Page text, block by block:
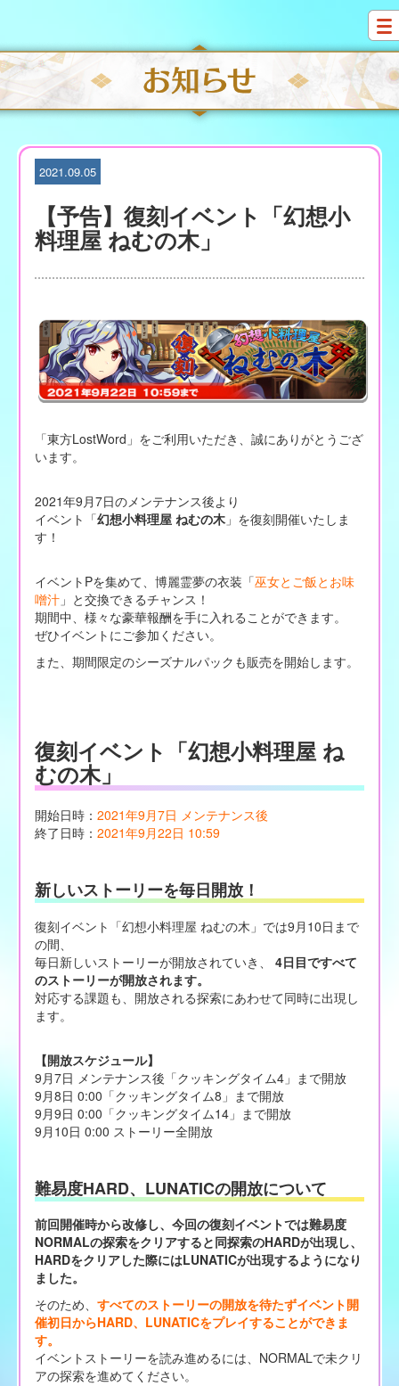
i
p
t
o
c
2021.09.05
【予告】復刻イベント「幻想小
料理屋 ねむの木」
「東方LostWord」をご利用いただき、誠にありがとうござ
います。
2021年9月7日のメンテナンス後より
イベント「幻想小料理屋 ねむの木」を復刻開催いたしま
す！
イベントPを集めて、博麗霊夢の衣装「巫女とご飯とお味
噌汁」と交換できるチャンス！
期間中、様々な豪華報酬を手に入れることができます。
ぜひイベントにご参加ください。
また、期間限定のシーズナルパックも販売を開始します。
復刻イベント「幻想小料理屋 ね
むの木」
開始日時： 2021年9月7日 メンテナンス後
終了日時： 2021年9月22日 10:59
新しいストーリーを毎日開放！
復刻イベント「幻想小料理屋 ねむの木」では9月10日まで
の間、
毎日新しいストーリーが開放されていき、
4日目ですべて
のストーリーが開放されます。
対応する課題も、開放される探索にあわせて同時に出現し
ます。
【開放スケジュール】
9月7日 メンテナンス後「クッキングタイム4」まで開放
9月8日 0:00「クッキングタイム8」まで開放
9月9日 0:00「クッキングタイム14」まで開放
9月10日 0:00 ストーリー全開放
難易度HARD、LUNATICの開放について
前回開催時から改修し、今回の復刻イベントでは難易度
NORMALの探索をクリアすると同探索のHARDが出現し、
HARDをクリアした際にはLUNATICが出現するようになり
ました。
そのため、 すべてのストーリーの開放を待たずイベント開
催初日からHARD、LUNATICをプレイすることができま
す。
イベントストーリーを読み進めるには、NORMALで未クリ
アの探索を進めてください。